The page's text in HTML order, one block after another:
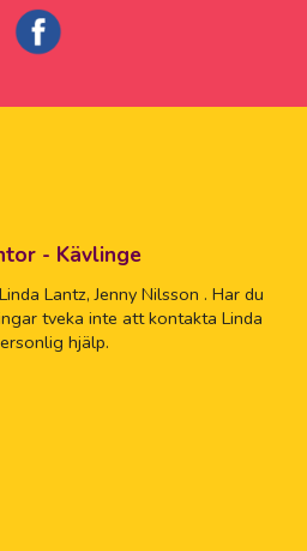
- Kävlinge
Lantz, Jenny Nilsson . Har du
tveka inte att kontakta Linda
hjälp.